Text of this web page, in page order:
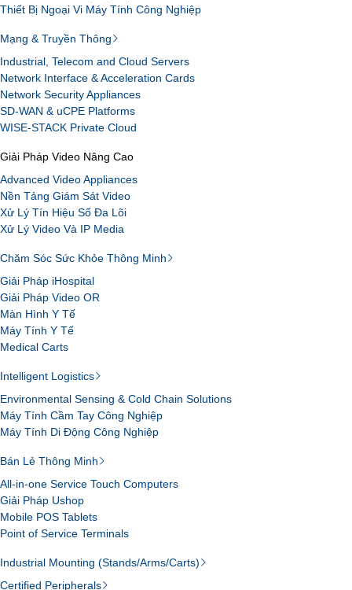
Thiết Bị Ngoại Vi Máy Tính Công Nghiệp
Mạng & Truyền Thông
Industrial, Telecom and Cloud Servers
Network Interface & Acceleration Cards
Network Security Appliances
SD-WAN & uCPE Platforms
WISE-STACK Private Cloud
Giải Pháp Video Nâng Cao
Advanced Video Appliances
Nền Tảng Giám Sát Video
Xử Lý Tín Hiệu Số Đa Lõi
Xử Lý Video Và IP Media
Chăm Sóc Sức Khỏe Thông Minh
Giải Pháp iHospital
Giải Pháp Video OR
Màn Hình Y Tế
Máy Tính Y Tế
Medical Carts
Intelligent Logistics
Environmental Sensing & Cold Chain Solutions
Máy Tính Cầm Tay Công Nghiệp
Máy Tính Di Động Công Nghiệp
Bán Lẻ Thông Minh
All-in-one Service Touch Computers
Giải Pháp Ushop
Mobile POS Tablets
Point of Service Terminals
Industrial Mounting (Stands/Arms/Carts)
Certified Peripherals